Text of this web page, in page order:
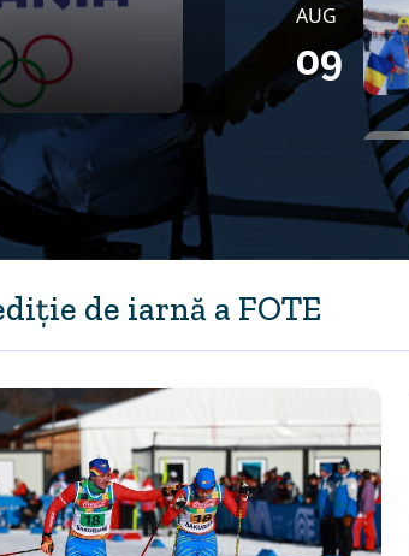
AUG
09
27
JUL
29
de iarnă a FOTE